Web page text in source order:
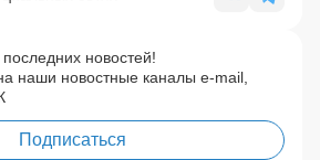
последних новостей!
наши новостные каналы e-mail,
Подписаться